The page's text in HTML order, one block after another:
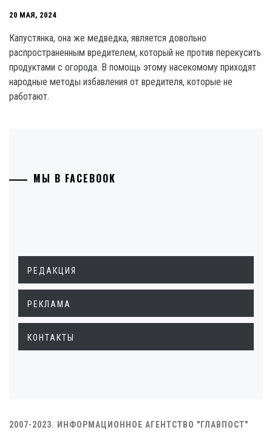
20 МАЯ, 2024
Капустянка, она же медведка, является довольно
распространенным вредителем, который не против перекусить
продуктами с огорода. В помощь этому насекомому приходят
народные методы избавления от вредителя, которые не
работают.
МЫ В FACEBOOK
РЕДАКЦИЯ
РЕКЛАМА
КОНТАКТЫ
2007-2023. ИНФОРМАЦИОННОЕ АГЕНТСТВО "ГЛАВПОСТ"